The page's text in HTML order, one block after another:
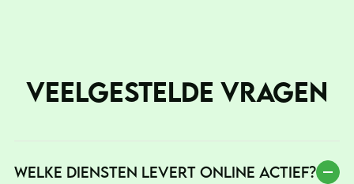
VEELGESTELDE VRAGEN
WELKE DIENSTEN LEVERT ONLINE ACTIEF?